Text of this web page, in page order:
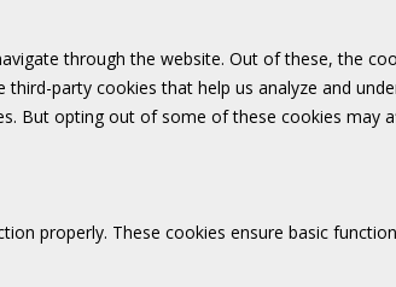
through the website. Out of these, the
party cookies that help us analyze and
But opting out of some of these cookies may
properly. These cookies ensure basic